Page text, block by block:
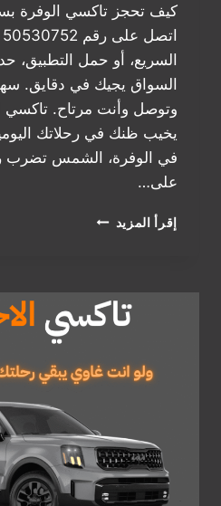
كيف تحجز تاكسي الوفرة
السريع، أو حمل التطبيق،
السواق يجيك في دقايق.
وتوصل وأنت مرتاح. تاكسي
يخيب ظنك في رحلاتك
في الوفرة، الشمس تضرب
على…
إقرأ المزيد تاكسي
بسرعة
وأمان
الكويت